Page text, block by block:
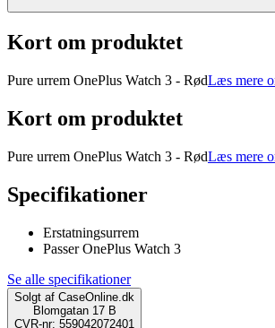
Kort om produktet
Pure urrem OnePlus Watch 3 - RødLæs mere
Kort om produktet
Pure urrem OnePlus Watch 3 - RødLæs mere
Specifikationer
Erstatningsurrem
Passer OnePlus Watch 3
Se alle specifikationer
Solgt af CaseOnline.dk
Blomgatan 17 B
CVR-nr: 559042072401